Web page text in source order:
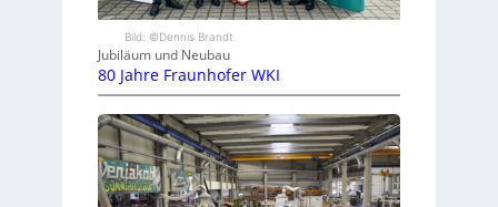
Bild: ©Dennis Brandt
Jubiläum und Neubau
80 Jahre Fraunhofer WKI